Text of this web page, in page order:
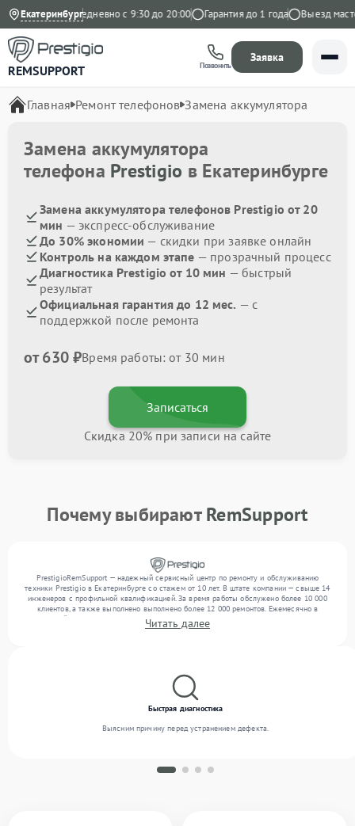
Екатеринбург
Яндекс Ежедневно с 9:30 до 20:00 Гарантия до 1 года Выезд
REMSUPPORT Позвонить
Заявка
Главная Ремонт телефонов Замена аккумулятора
Замена аккумулятора
телефона Prestigio в Екатеринбурге
Замена аккумулятора телефонов Prestigio от 20
мин — экспресс-обслуживание
До 30% экономии — скидки при заявке онлайн
Контроль на каждом этапе — прозрачный процесс
Диагностика Prestigio от 10 мин — быстрый
результат
Официальная гарантия до 12 мес. — с
поддержкой после ремонта
от 630 ₽Время работы: от 30 мин
Записаться
Скидка 20% при записи на сайте
Почему выбираютRemSupport
PrestigioRemSupport — надежный сервисный центр по ремонту и обслуживанию
техники Prestigio в Екатеринбурге со стажем от 10 лет. В штате компании — свыше 14
инженеров с профильной квалификацией. За время работы обслужено более 10 000
клиентов, а также выполнено выполнено более 12 000 ремонтов. Ежемесячно в
сервисный центр поступает свыше 300 единиц техники, включая , , . Мы выполняем
ремонт различного уровня сложности и поддерживаем высокий стандарт качества
Читать далее
Быстрая диагностика
Выясним причину перед устранением дефекта.